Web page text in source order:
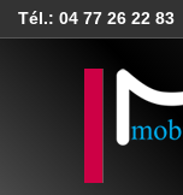
Tél.: 04 77 26 22 83